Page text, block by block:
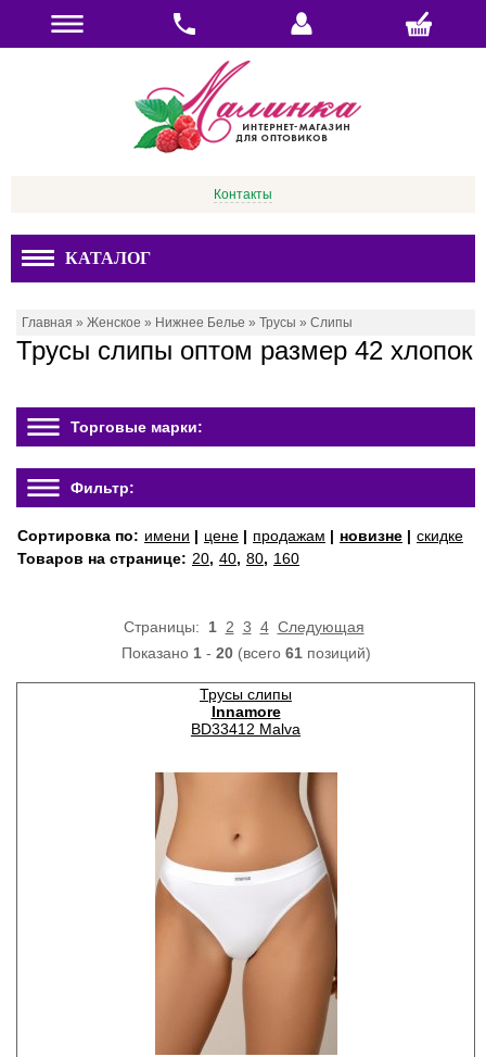
Контакты
КАТАЛОГ
Главная » Женское » Нижнее Белье » Трусы » Слипы
Трусы слипы оптом размер 42 хлопок
Торговые марки:
Фильтр:
Сортировка по: имени | цене | продажам | новизне | скидке
Товаров на странице: 20, 40, 80, 160
Страницы: 1 2 3 4 Следующая
Показано 1- 20(всего 61позиций)
Трусы слипы
Innamore
BD33412 Malva